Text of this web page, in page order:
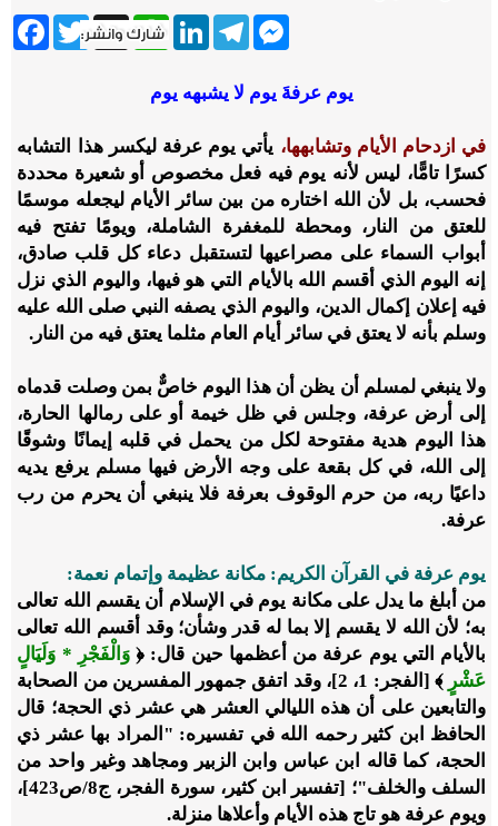
Twitter X
WhatsApp
LinkedInTelegram
Messenger
يوم عرفةَ يوم لا يشبهه يوم
في ازدحام الأيام وتشابهها، يأتي يوم عرفة ليكسر هذا التشابه
كسرًا تامًّا، ليس لأنه يوم فيه فعل مخصوص أو شعيرة محددة
فحسب، بل لأن الله اختاره من بين سائر الأيام ليجعله موسمًا
للعتق من النار، ومحطة للمغفرة الشاملة، ويومًا تفتح فيه
أبواب السماء على مصراعيها لتستقبل دعاء كل قلب صادق،
إنه اليوم الذي أقسم الله بالأيام التي هو فيها، واليوم الذي نزل
فيه إعلان إكمال الدين، واليوم الذي يصفه النبي صلى الله عليه
وسلم بأنه لا يعتق في سائر أيام العام مثلما يعتق فيه من النار.
ولا ينبغي لمسلم أن يظن أن هذا اليوم خاصٌّ بمن وصلت قدماه
إلى أرض عرفة، وجلس في ظل خيمة أو على رمالها الحارة،
هذا اليوم هدية مفتوحة لكل من يحمل في قلبه إيمانًا وشوقًا
إلى الله، في كل بقعة على وجه الأرض فيها مسلم يرفع يديه
داعيًا ربه، من حرم الوقوف بعرفة فلا ينبغي أن يحرم من رب
عرفة.
يوم عرفة في القرآن الكريم: مكانة عظيمة وإتمام نعمة:
من أبلغ ما يدل على مكانة يوم في الإسلام أن يقسم الله تعالى
به؛ لأن الله لا يقسم إلا بما له قدر وشأن؛ وقد أقسم الله تعالى
بالأيام التي يوم عرفة من أعظمها حين قال: ﴿وَالْفَجْرِ * وَلَيَالٍ
عَشْرٍ
﴾ [الفجر: 1، 2]، وقد اتفق جمهور المفسرين من الصحابة
والتابعين على أن هذه الليالي العشر هي عشر ذي الحجة؛ قال
الحافظ ابن كثير رحمه الله في تفسيره: "المراد بها عشر ذي
الحجة، كما قاله ابن عباس وابن الزبير ومجاهد وغير واحد من
السلف والخلف"؛ [تفسير ابن كثير، سورة الفجر، ج8/ص423]،
ويوم عرفة هو تاج هذه الأيام وأعلاها منزلة.